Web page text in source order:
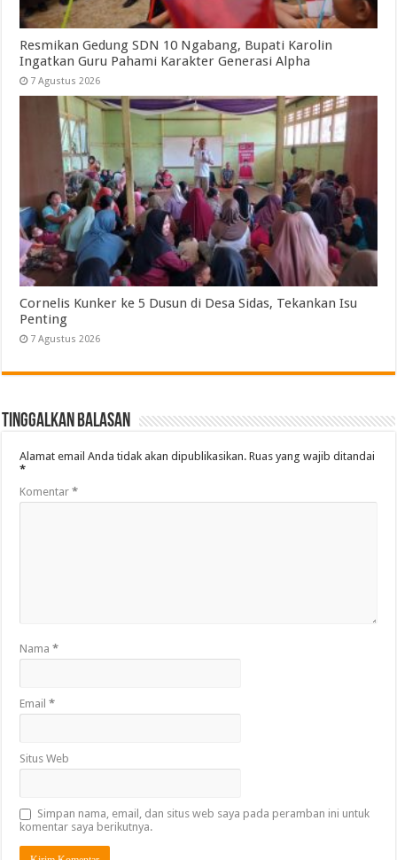
Resmikan Gedung SDN 10 Ngabang, Bupati Karolin
Ingatkan Guru Pahami Karakter Generasi Alpha
7 Agustus 2026
Cornelis Kunker ke 5 Dusun di Desa Sidas, Tekankan Isu
Penting
7 Agustus 2026
Tinggalkan Balasan
Alamat email Anda tidak akan dipublikasikan. Ruas yang wajib ditandai
*
Komentar*
Nama*
Email*
Situs Web
Simpan nama, email, dan situs web saya pada peramban ini untuk
komentar saya berikutnya.